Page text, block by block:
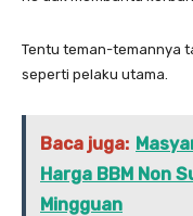
Tentu teman-temannya
seperti pelaku utama.
Baca juga:
Harga BBM Non
Mingguan